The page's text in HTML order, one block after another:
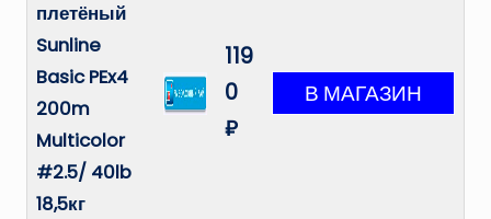
плетёный
Sunline
Basic PEx4
200m
Multicolor
#2.5/ 40lb
18,5кг
119
0
₽